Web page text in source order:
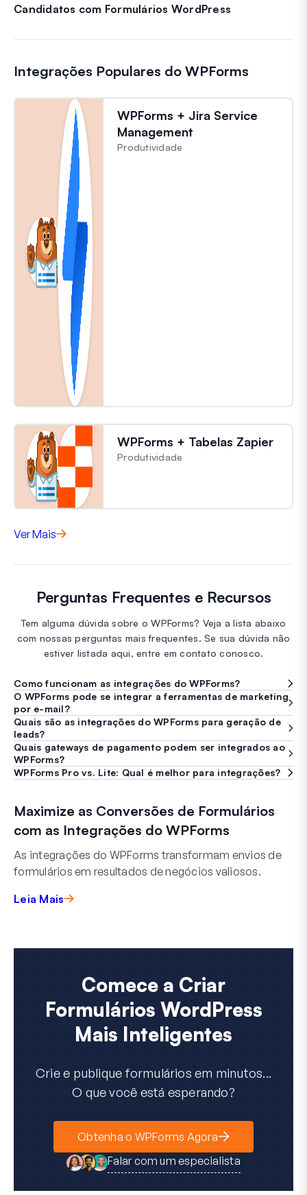
Candidatos com Formulários WordPress
Integrações Populares do WPForms
WPForms + Jira Service
Management
Produtividade
WPForms + Tabelas Zapier
Produtividade
Ver Mais
Perguntas Frequentes e Recursos
Tem alguma dúvida sobre o WPForms? Veja a lista abaixo
com nossas perguntas mais frequentes. Se sua dúvida não
estiver listada aqui, entre em contato conosco.
Como funcionam as integrações do WPForms?
O WPForms pode se integrar a ferramentas de marketing
por e-mail?
Quais são as integrações do WPForms para geração de
leads?
Quais gateways de pagamento podem ser integrados ao
WPForms?
WPForms Pro vs. Lite: Qual é melhor para integrações?
Maximize as Conversões de Formulários
com as Integrações do WPForms
As integrações do WPForms transformam envios de
formulários em resultados de negócios valiosos.
Leia Mais
Comece a Criar
Formulários WordPress
Mais Inteligentes
Crie e publique formulários em minutos...
O que você está esperando?
Obtenha o WPForms Agora
Falar com um especialista